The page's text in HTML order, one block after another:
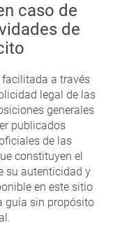
caso de
de
a través
legal de las
generales
publicados
de las
constituyen el
su autenticidad y
en este sitio
guía sin propósito